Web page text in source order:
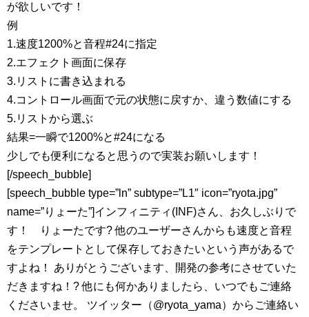
が欲しいです！
例
1.速度1200%と音程#24に指定
2.エフェクト画面に保存
3.リストに書き込まれる
4.コントロール画面で元の状態に戻すか、違う数値にする
5.リストから選ぶ
結果=一瞬で1200%と#24になる
少しでも便利になると思うので実装お願いします！
[/speech_bubble]
[speech_bubble type=”ln” subtype=”L1″ icon=”ryota.jpg”
name=”りょーた”]インフィニティ(INF)さん、お久しぶりで
す！ りょーたです? 他のユーザーさんからも速度と音程
をテンプレートとして保存しておきたいという声があるで
すよね！ ありがとうございます、開発の参考にさせていた
だきますね！? 他にも何かありましたら、いつでもご連絡
くださいませ。 ツイッター（@ryota_yama）からご連絡い